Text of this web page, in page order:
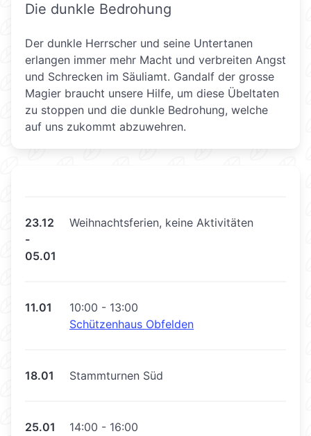
Die dunkle Bedrohung
Der dunkle Herrscher und seine Untertanen
erlangen immer mehr Macht und verbreiten Angst
und Schrecken im Säuliamt. Gandalf der grosse
Magier braucht unsere Hilfe, um diese Übeltaten
zu stoppen und die dunkle Bedrohung, welche
auf uns zukommt abzuwehren.
23.12
-
05.01
Weihnachtsferien, keine Aktivitäten
11.01
10:00 - 13:00
Schützenhaus Obfelden
18.01 Stammturnen Süd
25.01
14:00 - 16:00